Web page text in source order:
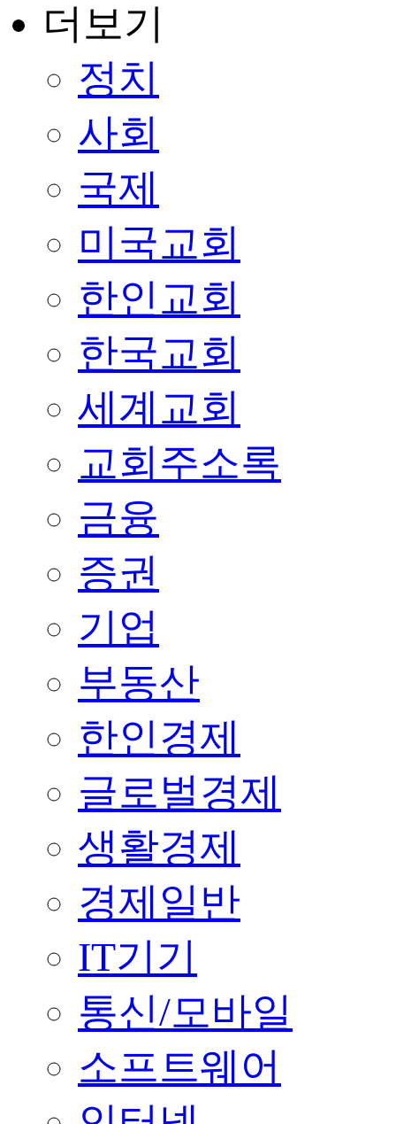
더보기
정치
사회
국제
미국교회
한인교회
한국교회
세계교회
교회주소록
금융
증권
기업
부동산
한인경제
글로벌경제
생활경제
경제일반
IT기기
통신/모바일
소프트웨어